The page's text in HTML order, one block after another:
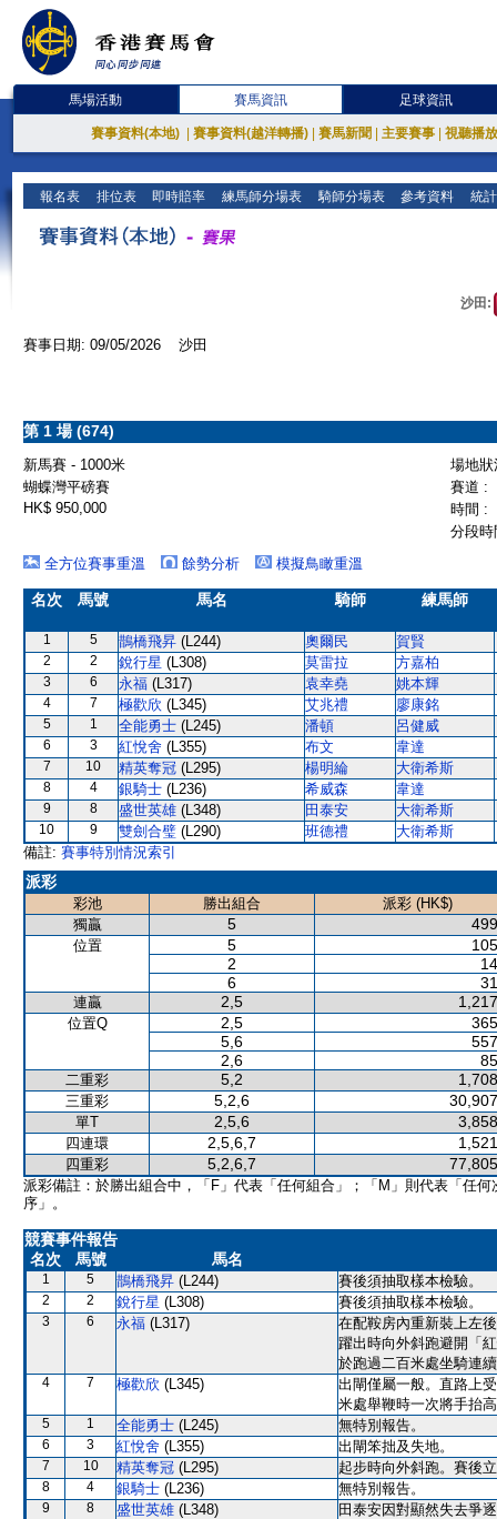
馬場活動 賽馬資訊 足球資訊
賽事資料(本地) 賽事資料(越洋轉播) 賽馬新聞 主要賽事 視聽播
報名表 排位表 即時賠率 練馬師分場表 騎師分場表 參考資料 統
沙田:
賽事日期: 09/05/2026 沙田
第 1 場 (674)
新馬賽 - 1000米
場地
蝴蝶灣平磅賽
賽道 :
HK$ 950,000
時間 :
分段
全方位賽事重溫
餘勢分析 模擬鳥瞰重溫
名次 馬號 馬名 騎師 練馬師
1 5 鵲橋飛昇 (L244) 奧爾民 賀賢
2 2 銳行星 (L308) 莫雷拉 方嘉柏
3 6 永福 (L317) 袁幸堯 姚本輝
4 7 極歡欣 (L345) 艾兆禮 廖康銘
5 1 全能勇士 (L245) 潘頓 呂健威
6 3 紅悅舍 (L355) 布文 韋達
7 10 精英奪冠 (L295) 楊明綸 大衛希斯
8 4 銀騎士 (L236) 希威森 韋達
9 8 盛世英雄 (L348) 田泰安 大衛希斯
10 9 雙劍合璧 (L290) 班德禮
大衛希斯
備註: 賽事特別情況索引
派彩
彩池 勝出組合
派彩 (HK$)
獨贏
5
位置 5
2
6
連贏 2,5
位置Q 2,5
5,6
2,6
二重彩 5,2
三重彩 5,2,6
單T 2,5,6
四連環 2,5,6,7
四重彩 5,2,6,7
派彩備註：於勝出組合中，「F」代表「任何組合」；「M」則代表「任何
序」。
競賽事件報告
名次
馬號 馬名
1 5 鵲橋飛昇 (L244) 賽後須抽取樣本檢驗。
2 2 銳行星 (L308) 賽後須抽取樣本檢驗。
3 6 永福 (L317)
在配鞍房內重新裝上左
躍出時向外斜跑避開「
於跑過二百米處坐騎連
4 7 極歡欣 (L345)
出閘僅屬一般。直路上
米處舉鞭時一次將手抬
5 1 全能勇士 (L245) 無特別報告。
6 3 紅悅舍 (L355) 出閘笨拙及失地。
7 10 精英奪冠 (L295) 起步時向外斜跑。賽後
8 4 銀騎士 (L236) 無特別報告。
9 8 盛世英雄 (L348) 田泰安因對顯然失去爭